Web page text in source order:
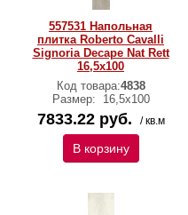
557531 Напольная
плитка Roberto Cavalli
Signoria Decape Nat Rett
16,5x100
Код товара:4838
Размер:
16,5x100
7833.22 руб. / кв.м
В корзину